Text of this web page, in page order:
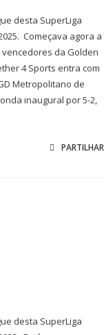
desta SuperLiga
Começava agora a
da Golden
4 Sports entra com
Metropolitano de
inaugural por 5-2,
PARTILHAR
desta SuperLiga